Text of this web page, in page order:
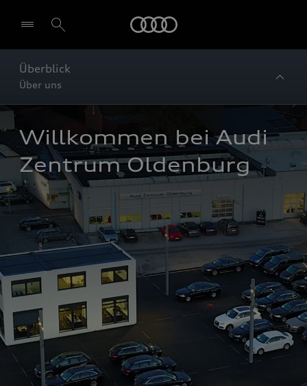
Überblick
Über uns
Willkommen bei Audi
Zentrum Oldenburg